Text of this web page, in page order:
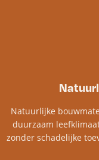
Natuurlijke
duurzaam
zonder schadelijke